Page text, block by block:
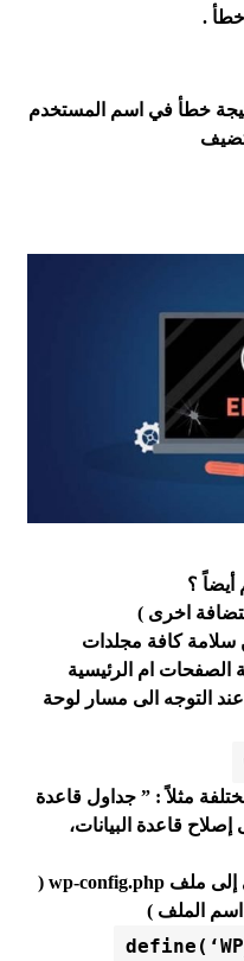
خطأ .
خطأ في اسم المستخدم
؟
اخرى )
سلامة كافة مجلدات
ام الرئيسية
التوجه الى مسار لوحة
مثلاً : ” جداول قاعدة
إصلاح قاعدة البيانات،
1- قم باضافة الكود البرمجي التالي إلى ملف wp-config.php (
الملف )